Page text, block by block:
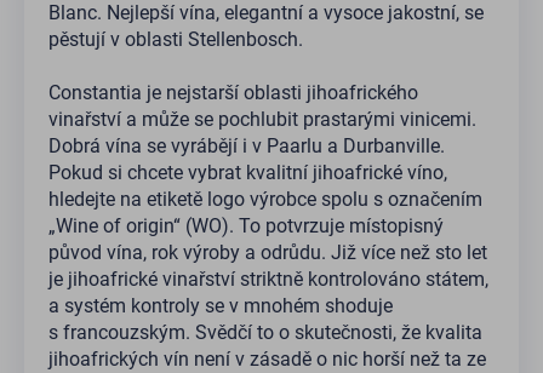
Blanc. Nejlepší vína, elegantní a vysoce jakostní, se
pěstují v oblasti Stellenbosch.
Constantia je nejstarší oblasti jihoafrického
vinařství a může se pochlubit prastarými vinicemi.
Dobrá vína se vyrábějí i v Paarlu a Durbanville.
Pokud si chcete vybrat kvalitní jihoafrické víno,
hledejte na etiketě logo výrobce spolu s označením
„Wine of origin“ (WO). To potvrzuje místopisný
původ vína, rok výroby a odrůdu. Již více než sto let
je jihoafrické vinařství striktně kontrolováno státem,
a systém kontroly se v mnohém shoduje
s francouzským. Svědčí to o skutečnosti, že kvalita
jihoafrických vín není v zásadě o nic horší než ta ze